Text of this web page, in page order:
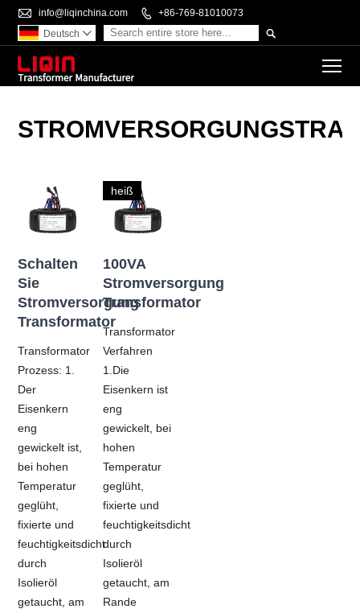
 info@liqinchina.com  +86-769-81010073

Deutsch 
Schalten
Sie
Stromversorgung
Transformator
Transformator
Prozess: 1.
Der
Eisenkern
eng
gewickelt ist,
bei hohen
Temperatur
geglüht,
fixierte und
feuchtigkeitsdicht
durch
Isolieröl
getaucht, am
heiß
100VA
Stromversorgung
Transformator
Transformator
Verfahren
1.Die
Eisenkern ist
eng
gewickelt, bei
hohen
Temperatur
geglüht,
fixierte und
feuchtigkeitsdicht
durch
Isolieröl
getaucht, am
Rande